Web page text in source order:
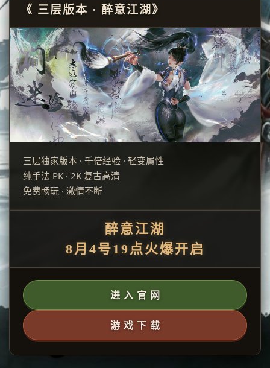
《 三层版本 · 醉意江湖》
三层独家版本 · 千倍经验 · 轻变属性
纯手法 PK · 2K 复古高清
免费畅玩 · 激情不断
醉意江湖
8月4号19点火爆开启
进 入 官 网
游 戏 下 载